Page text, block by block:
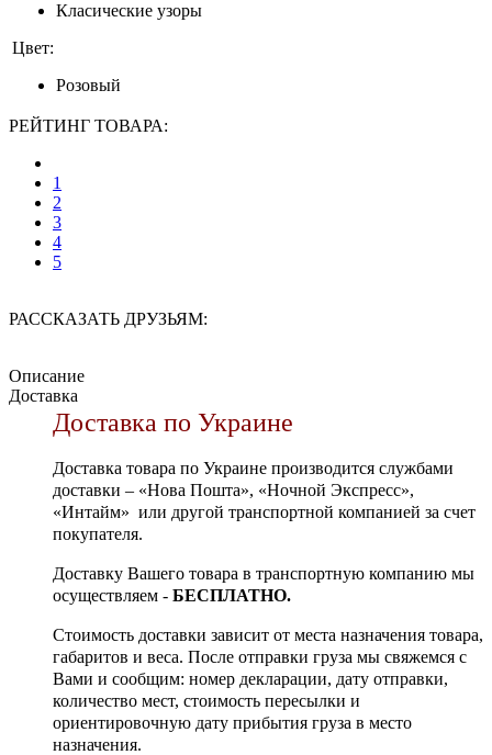
Класические узоры
Цвет:
Розовый
РЕЙТИНГ ТОВАРА:
1
2
3
4
5
РАССКАЗАТЬ ДРУЗЬЯМ:
Описание
Доставка
Доставка по Украине
Доставка товара по Украине производится службами
доставки – «Нова Пошта», «Ночной Экспресс»,
«Интайм» или другой транспортной компанией за счет
покупателя.
Доставку Вашего товара в транспортную компанию мы
осуществляем - БЕСПЛАТНО.
Стоимость доставки зависит от места назначения товара,
габаритов и веса. После отправки груза мы свяжемся с
Вами и сообщим: номер декларации, дату отправки,
количество мест, стоимость пересылки и
ориентировочную дату прибытия груза в место
назначения.